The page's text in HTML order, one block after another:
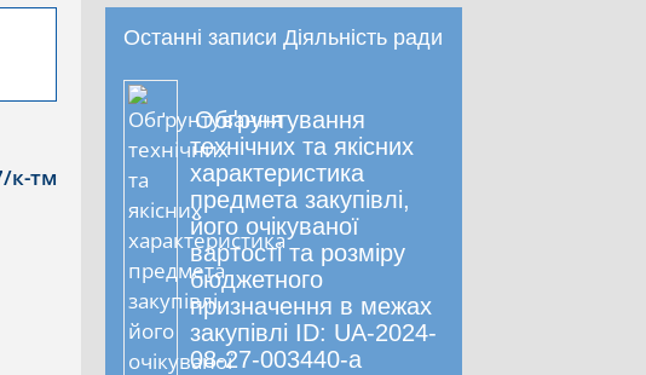
к-тм
Останні записи Діяльність ради
Обґрунтування
технічних та якісних
характеристика
предмета закупівлі,
його очікуваної
вартості та розміру
бюджетного
призначення в межах
закупівлі ID: UA-2024-
08-27-003440-a